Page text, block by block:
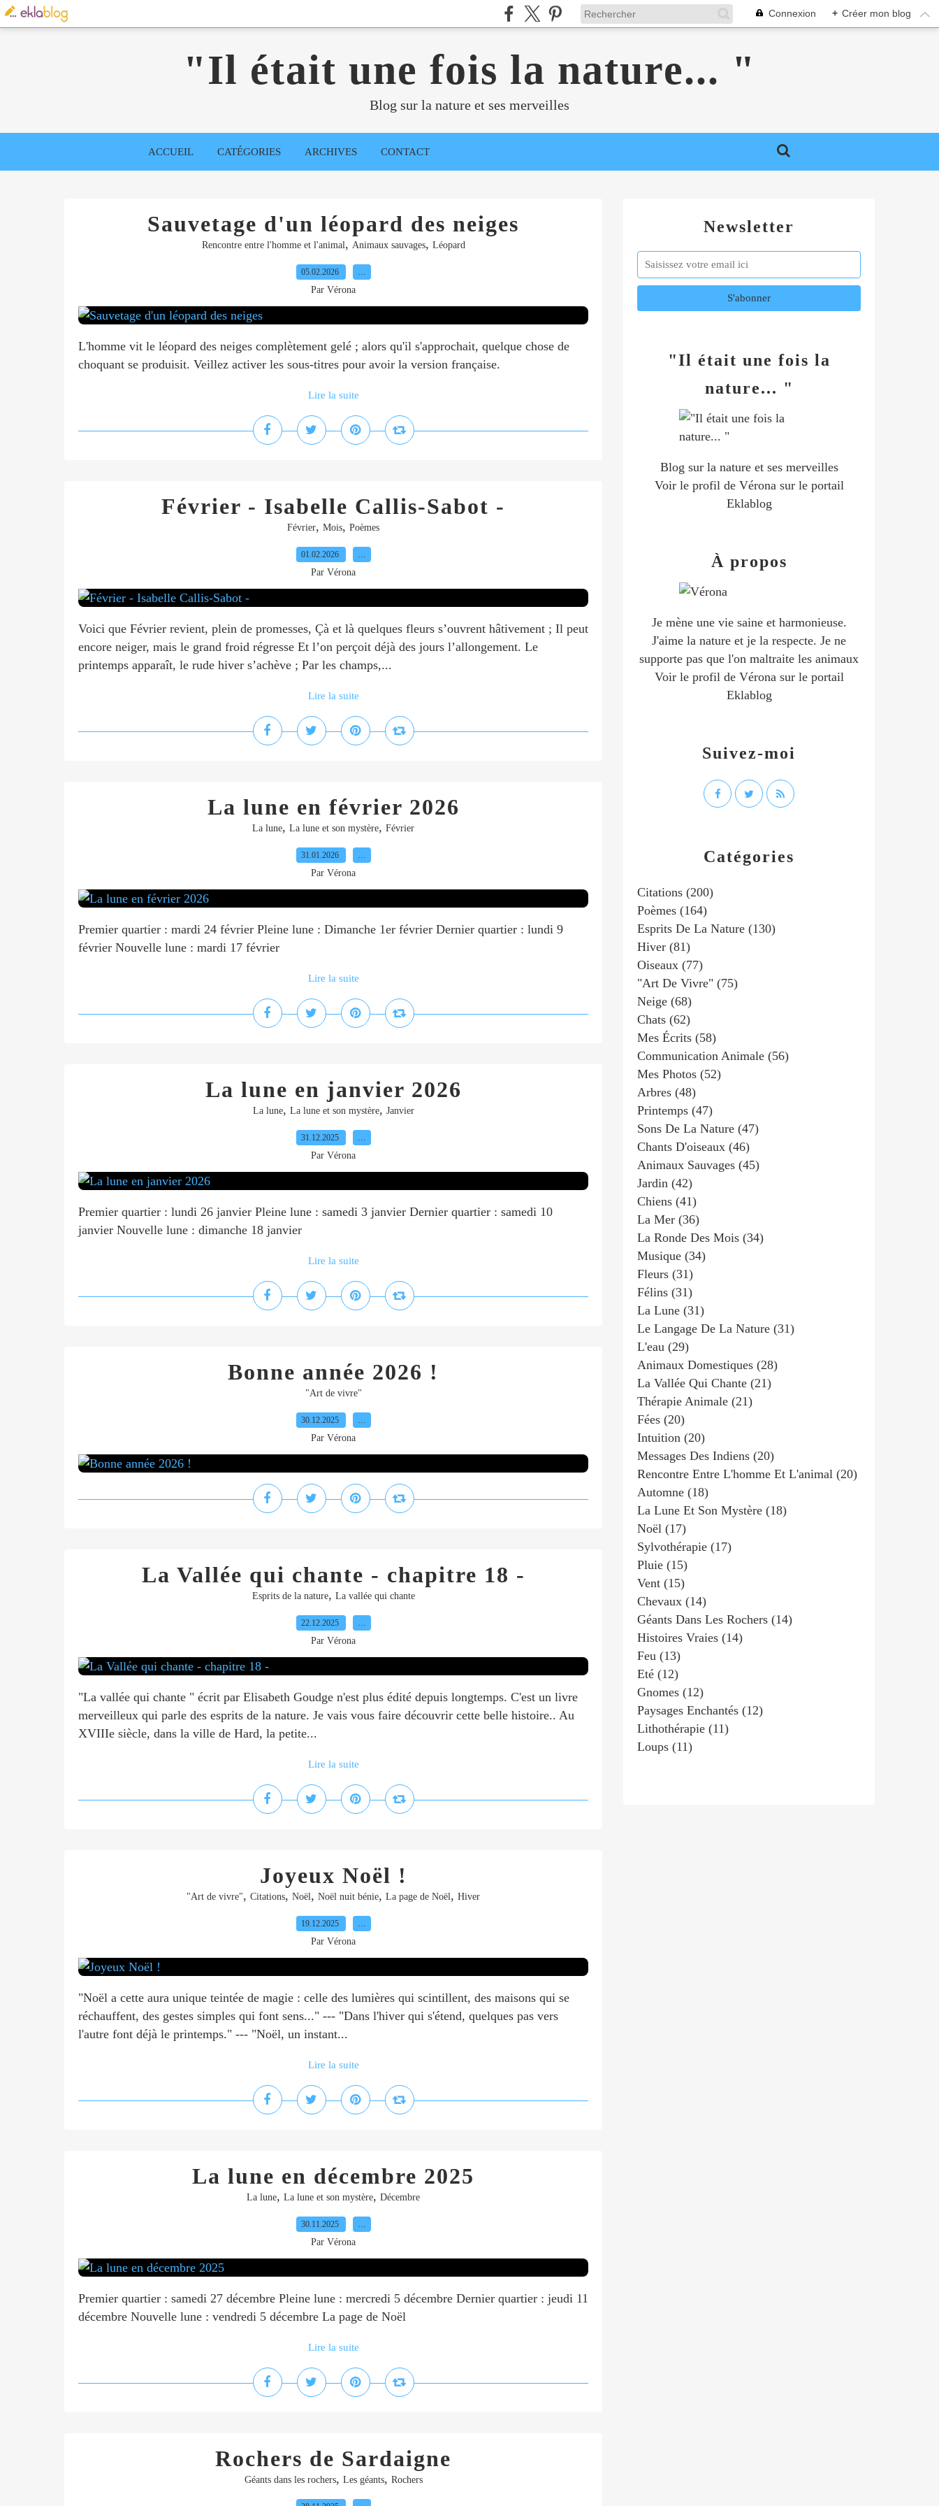
Connexion + Créer mon blog
"Il était une fois la nature... "
Blog sur la nature et ses merveilles
ACCUEIL CATÉGORIES ARCHIVES CONTACT
Sauvetage d'un léopard des neiges
Rencontre entre l'homme et l'animal, Animaux sauvages, Léopard
05.02.2026 …
Par Vérona
L'homme vit le léopard des neiges complètement gelé ; alors qu'il s'approchait, quelque chose de
choquant se produisit. Veillez activer les sous-titres pour avoir la version française.
Lire la suite
Février - Isabelle Callis-Sabot -
Février, Mois, Poèmes
01.02.2026 …
Par Vérona
Voici que Février revient, plein de promesses, Çà et là quelques fleurs s’ouvrent hâtivement ; Il peut
encore neiger, mais le grand froid régresse Et l’on perçoit déjà des jours l’allongement. Le
printemps apparaît, le rude hiver s’achève ; Par les champs,...
Lire la suite
La lune en février 2026
La lune, La lune et son mystère, Février
31.01.2026 …
Par Vérona
Premier quartier : mardi 24 février Pleine lune : Dimanche 1er février Dernier quartier : lundi 9
février Nouvelle lune : mardi 17 février
Lire la suite
La lune en janvier 2026
La lune, La lune et son mystère, Janvier
31.12.2025 …
Par Vérona
Premier quartier : lundi 26 janvier Pleine lune : samedi 3 janvier Dernier quartier : samedi 10
janvier Nouvelle lune : dimanche 18 janvier
Lire la suite
Bonne année 2026 !
"Art de vivre"
30.12.2025 …
Par Vérona
La Vallée qui chante - chapitre 18 -
Esprits de la nature, La vallée qui chante
22.12.2025 …
Par Vérona
"La vallée qui chante " écrit par Elisabeth Goudge n'est plus édité depuis longtemps. C'est un livre
merveilleux qui parle des esprits de la nature. Je vais vous faire découvrir cette belle histoire.. Au
XVIIIe siècle, dans la ville de Hard, la petite...
Lire la suite
Joyeux Noël !
"Art de vivre", Citations, Noël, Noël nuit bénie, La page de Noël, Hiver
19.12.2025 …
Par Vérona
"Noël a cette aura unique teintée de magie : celle des lumières qui scintillent, des maisons qui se
réchauffent, des gestes simples qui font sens..." --- "Dans l'hiver qui s'étend, quelques pas vers
l'autre font déjà le printemps." --- "Noël, un instant...
Lire la suite
La lune en décembre 2025
La lune, La lune et son mystère, Décembre
30.11.2025 …
Par Vérona
Premier quartier : samedi 27 décembre Pleine lune : mercredi 5 décembre Dernier quartier : jeudi 11
décembre Nouvelle lune : vendredi 5 décembre La page de Noël
Lire la suite
Rochers de Sardaigne
Géants dans les rochers, Les géants, Rochers
Newsletter
Catégories
Citations (200)
Poèmes (164)
Esprits De La Nature (130)
Hiver (81)
Oiseaux (77)
"art De Vivre" (75)
Neige (68)
Chats (62)
Mes Écrits (58)
Communication Animale (56)
Mes Photos (52)
Arbres (48)
Printemps (47)
Sons De La Nature (47)
Chants D'oiseaux (46)
Animaux Sauvages (45)
Jardin (42)
Chiens (41)
La Mer (36)
La Ronde Des Mois (34)
Musique (34)
Fleurs (31)
Félins (31)
La Lune (31)
Le Langage De La Nature (31)
L'eau (29)
Animaux Domestiques (28)
La Vallée Qui Chante (21)
Thérapie Animale (21)
Fées (20)
Intuition (20)
Messages Des Indiens (20)
Rencontre Entre L'homme Et L'animal (20)
Automne (18)
La Lune Et Son Mystère (18)
Noël (17)
Sylvothérapie (17)
Pluie (15)
Vent (15)
Chevaux (14)
Géants Dans Les Rochers (14)
Histoires Vraies (14)
Feu (13)
Eté (12)
Gnomes (12)
Paysages Enchantés (12)
Lithothérapie (11)
Loups (11)
"Il était une fois la
nature... "
Blog sur la nature et ses merveilles
Voir le profil de Véronasur le portail
Eklablog
Suivez-moi
À propos
Je mène une vie saine et harmonieuse.
J'aime la nature et je la respecte. Je ne
supporte pas que l'on maltraite les animaux
Voir le profil de Véronasur le portail
Eklablog